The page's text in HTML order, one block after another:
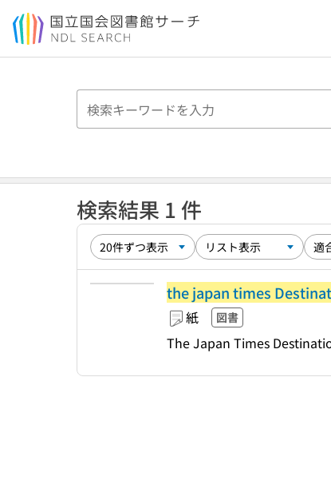
本文へ移動
検索結果 1 件
the japan times
紙 図書
The Japan Times